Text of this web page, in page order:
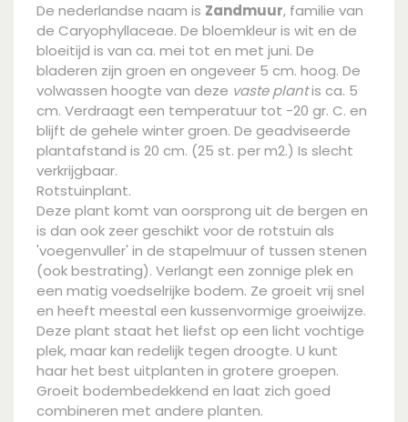
De nederlandse naam is Zandmuur, familie van
de Caryophyllaceae. De bloemkleur is wit en de
bloeitijd is van ca. mei tot en met juni. De
bladeren zijn groen en ongeveer 5 cm. hoog. De
volwassen hoogte van deze vaste plantis ca. 5
cm. Verdraagt een temperatuur tot -20 gr. C. en
blijft de gehele winter groen. De geadviseerde
plantafstand is 20 cm. (25 st. per m2.) Is slecht
verkrijgbaar.
Rotstuinplant.
Deze plant komt van oorsprong uit de bergen en
is dan ook zeer geschikt voor de rotstuin als
'voegenvuller' in de stapelmuur of tussen stenen
(ook bestrating). Verlangt een zonnige plek en
een matig voedselrijke bodem. Ze groeit vrij snel
en heeft meestal een kussenvormige groeiwijze.
Deze plant staat het liefst op een licht vochtige
plek, maar kan redelijk tegen droogte. U kunt
haar het best uitplanten in grotere groepen.
Groeit bodembedekkend en laat zich goed
combineren met andere planten.